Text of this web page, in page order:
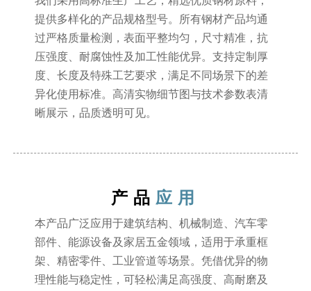
提供多样化的产品规格型号。所有钢材产品均通
过严格质量检测，表面平整均匀，尺寸精准，抗
压强度、耐腐蚀性及加工性能优异。支持定制厚
度、长度及特殊工艺要求，满足不同场景下的差
异化使用标准。高清实物细节图与技术参数表清
晰展示，品质透明可见。
产品 应用
本产品广泛应用于建筑结构、机械制造、汽车零
部件、能源设备及家居五金领域，适用于承重框
架、精密零件、工业管道等场景。凭借优异的物
理性能与稳定性，可轻松满足高强度、高耐磨及